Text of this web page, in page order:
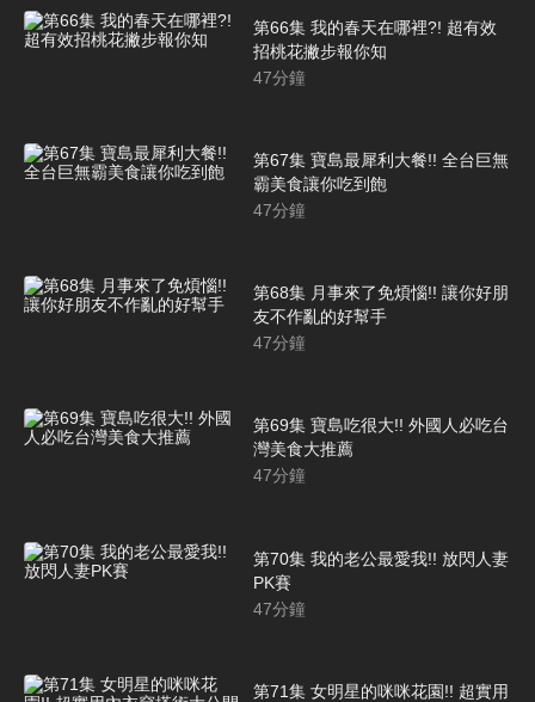
第66集 我的春天在哪裡?! 超有效
招桃花撇步報你知
47分鐘
第67集 寶島最犀利大餐!! 全台巨無
霸美食讓你吃到飽
47分鐘
第68集 月事來了免煩惱!! 讓你好朋
友不作亂的好幫手
47分鐘
第69集 寶島吃很大!! 外國人必吃台
灣美食大推薦
47分鐘
第70集 我的老公最愛我!! 放閃人妻
PK賽
47分鐘
第71集 女明星的咪咪花園!! 超實用